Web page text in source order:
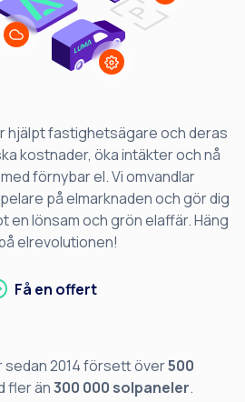
hjälpt fastighetsägare och deras
kostnader, öka intäkter och nå
förnybar el. Vi omvandlar
på elmarknaden och gör dig
en lönsam och grön elaffär. Häng
elrevolutionen!
Få en offert
sedan 2014 försett över500
fler än300 000 solpaneler.